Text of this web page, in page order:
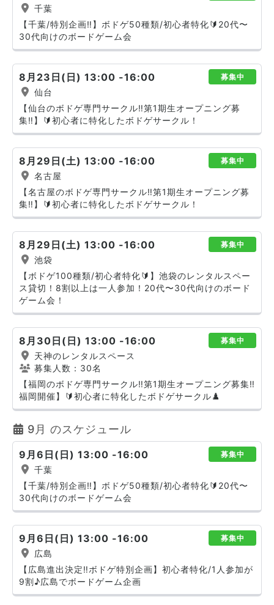
千葉
【千葉/特別企画‼️】ボドゲ50種類/初心者特化🔰20代〜
30代向けのボードゲーム会
8月23日(日) 13:00 -16:00 募集中
仙台
【仙台のボドゲ専門サークル‼️第1期生オープニング募
集‼️】🔰初心者に特化したボドゲサークル！
8月29日(土) 13:00 -16:00 募集中
名古屋
【名古屋のボドゲ専門サークル‼️第1期生オープニング募
集‼️】🔰初心者に特化したボドゲサークル！
8月29日(土) 13:00 -16:00 募集中
池袋
【ボドゲ100種類/初心者特化🔰】池袋のレンタルスペー
ス貸切！8割以上は一人参加！20代〜30代向けのボード
ゲーム会！
8月30日(日) 13:00 -16:00 募集中
天神のレンタルスペース
募集人数：30名
【福岡のボドゲ専門サークル‼️第1期生オープニング募集‼️
福岡開催】🔰初心者に特化したボドゲサークル♟️
9月 のスケジュール
9月6日(日) 13:00 -16:00 募集中
千葉
【千葉/特別企画‼️】ボドゲ50種類/初心者特化🔰20代〜
30代向けのボードゲーム会
9月6日(日) 13:00 -16:00 募集中
広島
【広島進出決定‼️ボドゲ特別企画】初心者特化/1人参加が
9割♪広島でボードゲーム企画